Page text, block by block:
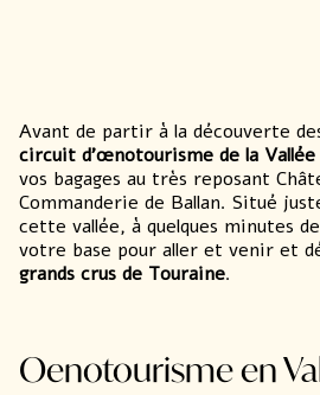
Avant de partir à la découverte
circuit d’œnotourisme de la
vos bagages au très reposant
Commanderie de Ballan. Situé
cette vallée, à quelques minutes
votre base pour aller et venir et
grands crus de Touraine.
Oenotourisme en